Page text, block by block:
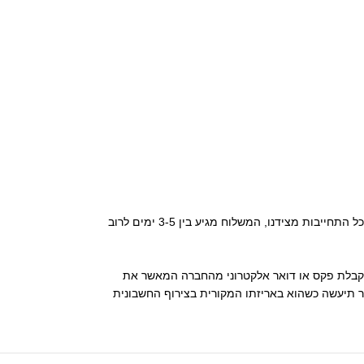
• החברה תדאג לאספקת המוצר ללקוח לכתובת שהוקלדה על ידו בעת ביצוע הרכישה באתר מכירות, תוך 5-7 ימי עסקים למשלוח רגיל. ברוב המקרים , ללא כל התחייבות מצידנו, המשלוח מגיע בין 3-5 ימים לרוב
יהיה בתוקף אך ורק לאחר קבלת פקס או דואר אלקטרוני מהחברה המאשר את
כשהוא באריזתו המקורית בצירוף החשבונית